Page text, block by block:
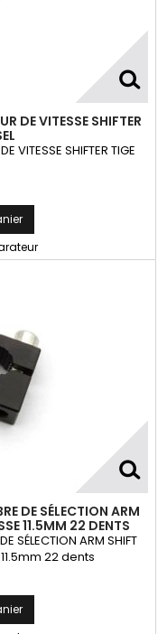
DE VITESSE SHIFTER
VITESSE SHIFTER TIGE
DE SÉLECTION ARM
11.5MM 22 DENTS
SÉLECTION ARM SHIFT
11.5mm 22 dents